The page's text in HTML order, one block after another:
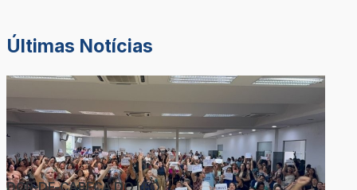
Últimas Notícias
DOR-DE-CABEÇA DO LÉO